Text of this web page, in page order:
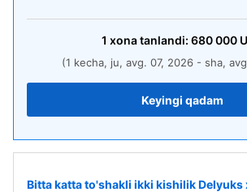
1 xonatanlandi: 680 000
(1 kecha, ju, avg. 07, 2026 - sha,
Keyingi qadam
Bitta katta to'shakli ikki kishilik Delyuks